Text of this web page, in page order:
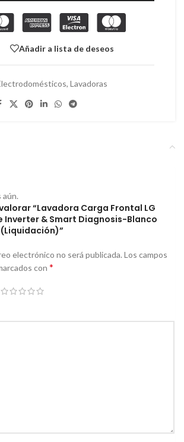
Añadir a lista de deseos
, Lavadoras
aún.
“Lavadora Carga Frontal LG
Inverter & Smart Diagnosis-Blanco
electrónico no será publicada. Los campos
con *